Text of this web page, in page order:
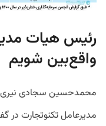
واقع‌بین شویم
مدیرعامل تکنوتجارت در